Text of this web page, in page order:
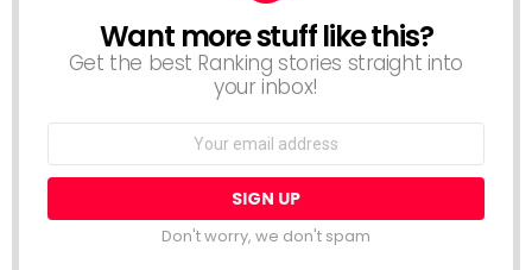
NEWSLETTER
Want more stuff like this?
Get the best Ranking stories straight into
your inbox!
Email
Don't worry, we don't spam